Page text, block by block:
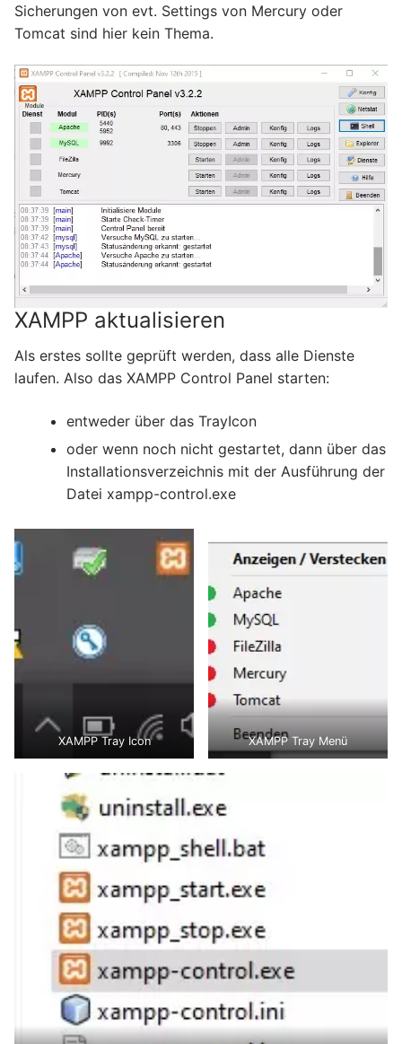
Sicherungen von evt. Settings von Mercury oder
Tomcat sind hier kein Thema.
XAMPP aktualisieren
Als erstes sollte geprüft werden, dass alle Dienste
laufen. Also das XAMPP Control Panel starten:
entweder über das TrayIcon
oder wenn noch nicht gestartet, dann über das
Installationsverzeichnis mit der Ausführung der
Datei xampp-control.exe
XAMPP Tray Icon XAMPP Tray Menü